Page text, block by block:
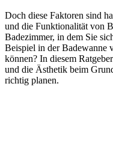
Doch diese Faktoren sind
und die Funktionalität von
Badezimmer, in dem Sie
Beispiel in der Badewanne
können? In diesem
und die Ästhetik beim
richtig planen.